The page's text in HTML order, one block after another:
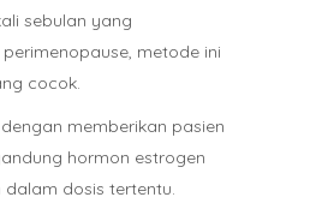
sebulan yang
metode ini
cocok.
memberikan pasien
hormon estrogen
dosis tertentu.